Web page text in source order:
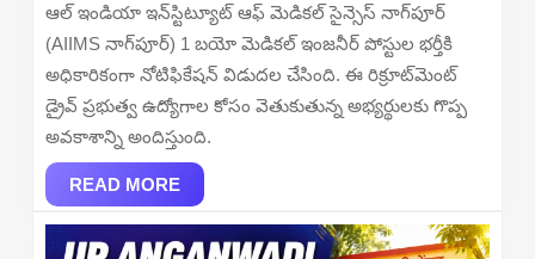
2026
–
Apply
ఆల్ ఇండియా ఇన్‌స్టిట్యూట్ ఆఫ్ మెడికల్ సైన్సెస్ నాగ్‌పూర్
(AIIMS నాగ్‌పూర్) 1 బయో మెడికల్ ఇంజనీర్ పోస్టుల భర్తీకి
అధికారికంగా నోటిఫికేషన్ విడుదల చేసింది. ఈ రిక్రూట్‌మెంట్
డ్రైవ్ ప్రభుత్వ ఉద్యోగాల కోసం వెతుకుతున్న అభ్యర్థులకు గొప్ప
అవకాశాన్ని అందిస్తుంది.
READ MOREREAD
MORE